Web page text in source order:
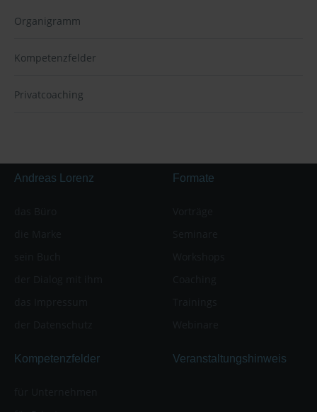
Organigramm
Kompetenzfelder
Privatcoaching
Andreas Lorenz Formate
Kompetenzfelder Veranstaltungshinweis